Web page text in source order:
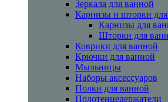
Зеркала для ванной
Карнизы и шторки
Карнизы для
Шторки для
Коврики для ванной
Крючки для ванной
Мыльницы
Наборы аксессуаров
Полки для ванной
Полотенцедержатели